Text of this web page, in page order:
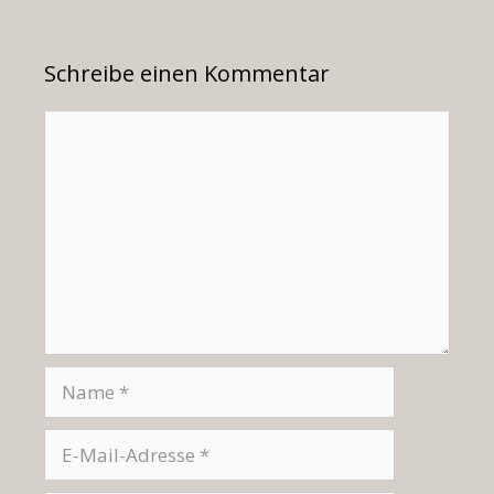
Schreibe einen Kommentar
Mail-